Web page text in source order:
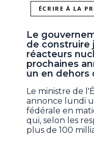
ÉCRIRE À LA
Le
de construire
réacteurs
prochaines
un en dehors
Le ministre de
annonce lundi
fédérale en
qui, selon les
plus de 100